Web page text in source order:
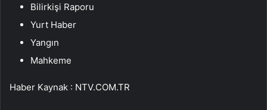
Bilirkişi Raporu
Yurt Haber
Yangın
Mahkeme
Haber Kaynak : NTV.COM.TR